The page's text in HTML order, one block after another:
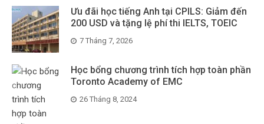
Ưu đãi học tiếng Anh tại CPILS: Giảm đến
200 USD và tặng lệ phí thi IELTS, TOEIC
7 Tháng 7, 2026
Học bổng chương trình tích hợp toàn phần
Toronto Academy of EMC
26 Tháng 8, 2024